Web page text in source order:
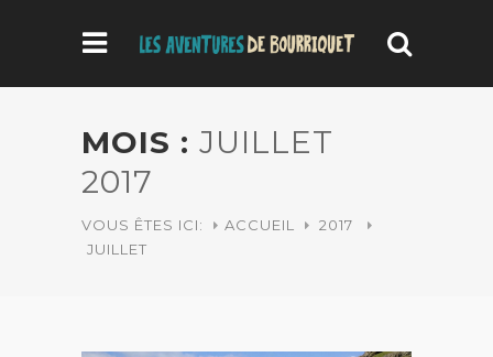
MOIS : JUILLET
2017
VOUS ÊTES ICI: ACCUEIL
2017
JUILLET